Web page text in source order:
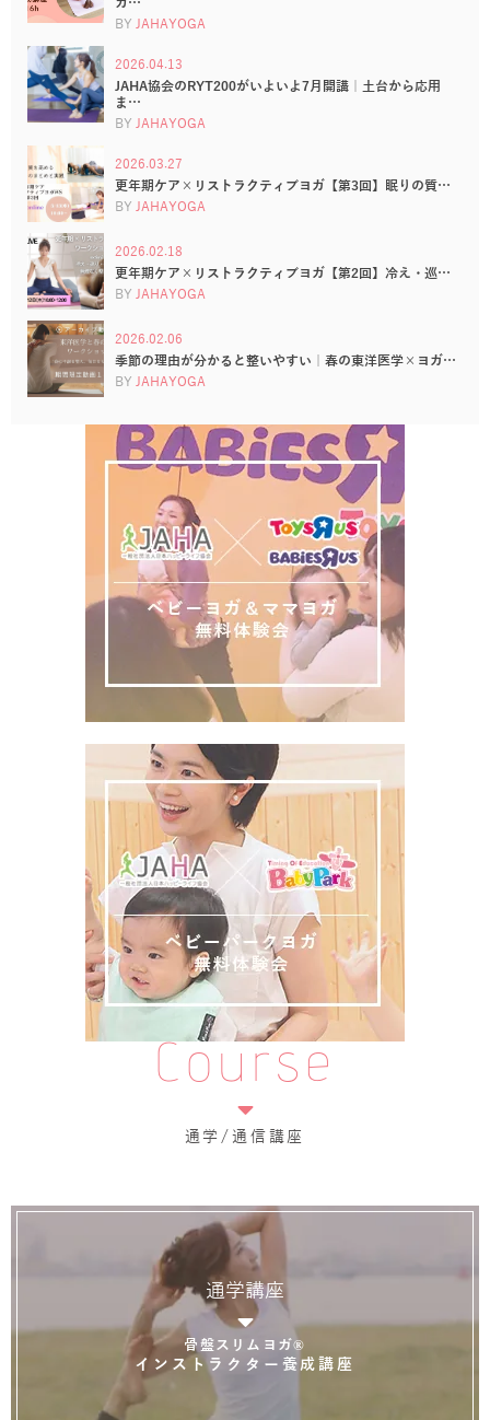
BY JAHAYOGA
2026.04.13
JAHA協会のRYT200がいよいよ7月開講｜土台から応用
ま…
BY JAHAYOGA
2026.03.27
更年期ケア×リストラクティブヨガ【第3回】眠りの質…
BY JAHAYOGA
2026.02.18
更年期ケア×リストラクティブヨガ【第2回】冷え・巡…
BY JAHAYOGA
2026.02.06
季節の理由が分かると整いやすい｜春の東洋医学×ヨガ…
BY JAHAYOGA
Course
通学/通信講座
通学講座
骨盤スリムヨガ®
インストラクター養成講座